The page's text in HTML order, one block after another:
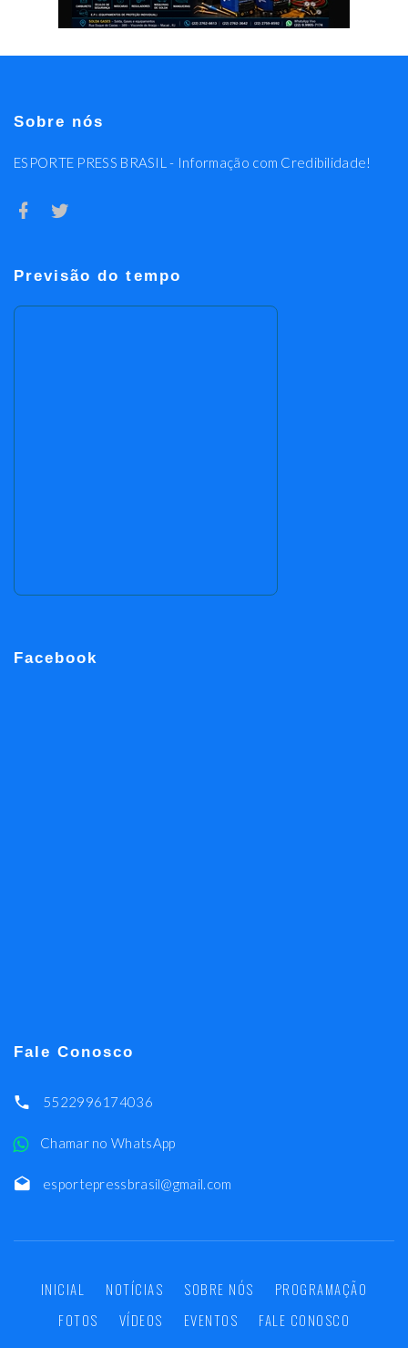
Sobre nós
ESPORTE PRESS BRASIL - Informação com Credibilidade!
Previsão do tempo
Facebook
Fale Conosco
5522996174036
Chamar no WhatsApp
esportepressbrasil@gmail.com
INICIAL NOTÍCIAS SOBRE NÓS
PROGRAMAÇÃO
FOTOS
VÍDEOS EVENTOS FALE CONOSCO